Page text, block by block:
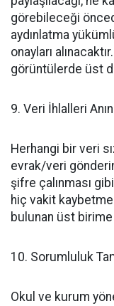
görebileceği
aydınlatma
onayları
görüntülerde üst
​9. Veri İhlalleri
​Herhangi bir veri
evrak/veri
şifre çalınması
hiç vakit
bulunan üst
​10. Sorumluluk
​Okul ve kurum